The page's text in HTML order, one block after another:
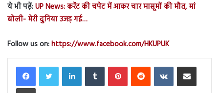
ये भी पढ़ें:UP News: करेंट की चपेट में आकर चार मासूमों की मौत, मां
बोली- मेरी दुनिया उजड़ गई…
Follow us on:https://www.facebook.com/HKUPUK
LinkedInTumblr PinterestReddit VKontakteShare via Email
Print